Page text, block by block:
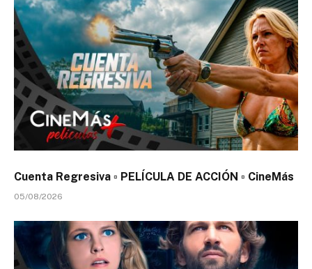
Cuenta Regresiva ▫️ PELÍCULA DE ACCIÓN ▫️ CineMás
05/08/2026